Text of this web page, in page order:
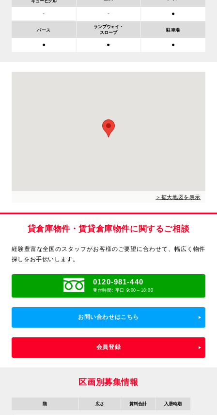
- - ●
バース
●
ランプウェイ・
スロープ
●
駐車場
●
＞拡大地図を表示
貸倉庫物件・賃貸倉庫物件に関するご相談
経験豊富な全国のスタッフがお客様のご要望に合わせて、 幅広く物件
探しをお手伝いします。
0120-981-440
受付時間: 平日 9:00～18:00
お問い合わせはこちら
会員登録
区画別募集情報
階 広さ 賃料合計 入居時期